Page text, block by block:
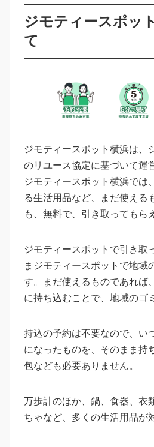
ジモティースポッ
て
ジモティースポット横浜は、
のリユース協定に基づいて運
ジモティースポット横浜では
る生活用品など、まだ使える
も、無料で、引き取ってもら
ジモティースポットで引き取
まジモティースポットで地域
す。まだ使えるものであれば
に持ち込むことで、地域のゴ
持込の予約は不要なので、い
になったものを、そのまま持
包なども必要ありません。
万歩計のほか、鍋、食器、衣
ちゃなど、多くの生活用品が